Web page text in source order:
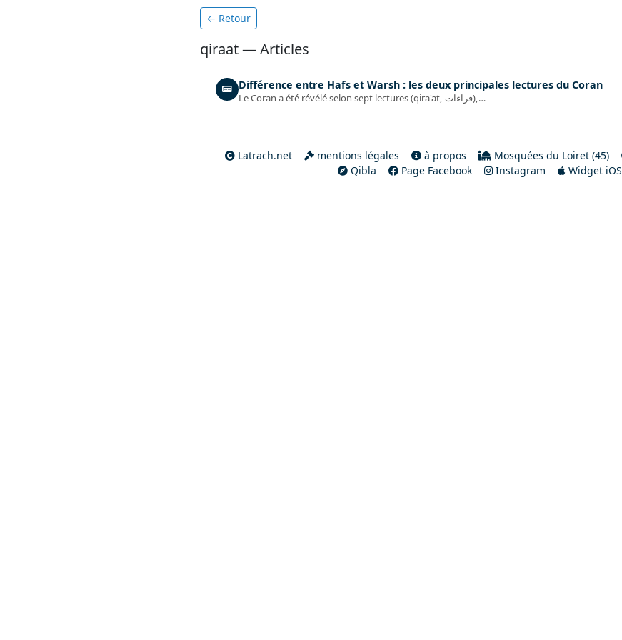
← Retour
qiraat — Articles
Différence entre Hafs et Warsh : les deux principales lectures du Coran
Le Coran a été révélé selon sept lectures (qira'at, قراءات),…
Latrach.net mentions légales à propos Mosquées du Loiret (45)
Qibla
Page Facebook Instagram Widget iOS